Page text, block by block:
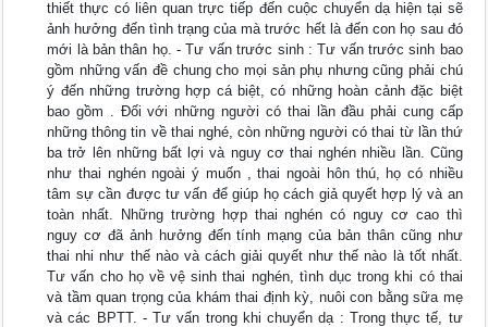
thiết thực có liên quan trực tiếp đến cuộc chuyển dạ hiện tại sẽ
ảnh hưởng đến tình trạng của mà trước hết là đến con họ sau đó
mới là bản thân họ. - Tư vấn trước sinh : Tư vấn trước sinh bao
gồm những vấn đề chung cho mọi sản phụ nhưng cũng phải chú
ý đến những trường hợp cá biệt, có những hoàn cảnh đặc biệt
bao gồm . Đối với những người có thai lần đầu phải cung cấp
những thông tin về thai nghé, còn những người có thai từ lần thứ
ba trở lên những bất lợi và nguy cơ thai nghén nhiều lần. Cũng
như thai nghén ngoài ý muốn , thai ngoài hôn thú, họ có nhiều
tâm sự cần được tư vấn để giúp họ cách giả quyết hợp lý và an
toàn nhất. Những trường hợp thai nghén có nguy cơ cao thì
nguy cơ đã ảnh hưởng đến tính mạng của bản thân cũng như
thai nhi như thế nào và cách giải quyết như thế nào là tốt nhất.
Tư vấn cho họ về vệ sinh thai nghén, tình dục trong khi có thai
và tầm quan trọng của khám thai định kỳ, nuôi con bằng sữa mẹ
và các BPTT. - Tư vấn trong khi chuyển dạ : Trong thực tế, tư